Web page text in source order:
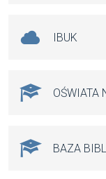
IBUK
OŚWIATA
BAZA